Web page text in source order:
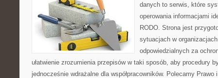
danych to serwis, które
operowania informacjami
RODO. Strona jest
sytuacjach w
odpowiedzialnych za
ułatwienie zrozumienia przepisów w taki sposób, aby procedury
jednocześnie wdrażalne dla współpracowników. Polecamy